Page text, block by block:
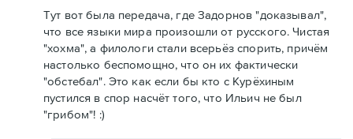
Тут вот была передача, где Задорнов "доказывал",
что все языки мира произошли от русского. Чистая
"хохма", а филологи стали всерьёз спорить, причём
настолько беспомощно, что он их фактически
"обстебал". Это как если бы кто с Курёхиным
пустился в спор насчёт того, что Ильич не был
"грибом"! :)